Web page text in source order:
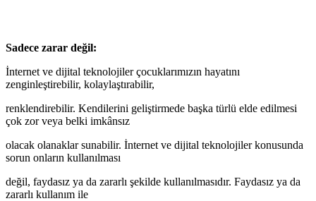
Sadece zarar değil:
İnternet ve dijital teknolojiler çocuklarımızın hayatını
zenginleştirebilir, kolaylaştırabilir,
renklendirebilir. Kendilerini geliştirmede başka türlü elde edilmesi
çok zor veya belki imkânsız
olacak olanaklar sunabilir. İnternet ve dijital teknolojiler konusunda
sorun onların kullanılması
değil, faydasız ya da zararlı şekilde kullanılmasıdır. Faydasız ya da
zararlı kullanım ile